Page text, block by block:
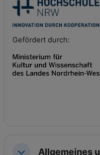
Gefördert durch:
Allgemeines